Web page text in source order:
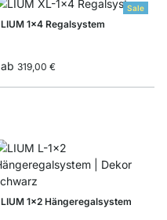
Sale
LIUM 1x4 Regalsystem
ab 319,00 €
LIUM 1x2 Hängeregalsystem